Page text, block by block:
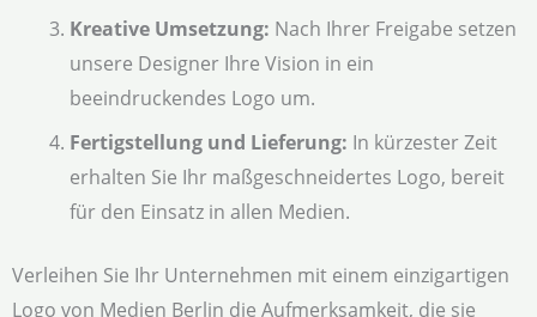
Kreative Umsetzung: Nach Ihrer Freigabe setzen
unsere Designer Ihre Vision in ein
beeindruckendes Logo um.
Fertigstellung und Lieferung: In kürzester Zeit
erhalten Sie Ihr maßgeschneidertes Logo, bereit
für den Einsatz in allen Medien.
Verleihen Sie Ihr Unternehmen mit einem einzigartigen
Logo von Medien Berlin die Aufmerksamkeit, die sie